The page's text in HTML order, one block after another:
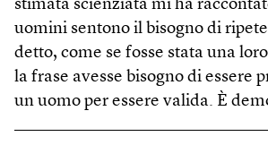
stimata scienziata mi ha
uomini sentono il bisogno di
detto, come se fosse stata una
la frase avesse bisogno di essere
un uomo per essere valida. È